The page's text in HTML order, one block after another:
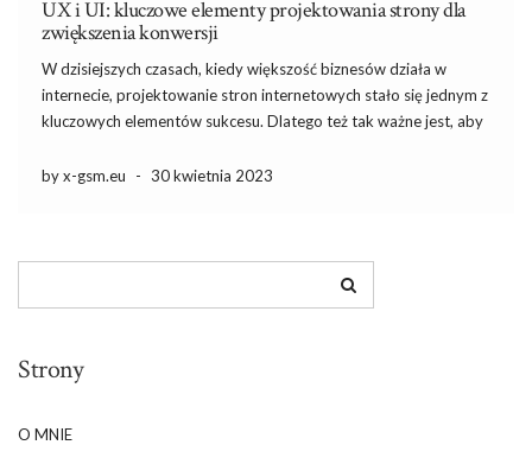
UX i UI: kluczowe elementy projektowania strony dla
zwiększenia konwersji
W dzisiejszych czasach, kiedy większość biznesów działa w
internecie, projektowanie stron internetowych stało się jednym z
kluczowych elementów sukcesu. Dlatego też tak ważne jest, aby
przypadku słowa kluczowe. Odpowiednie podejście do
by x-gsm.eu - 30 kwietnia 2023
Strony
O MNIE